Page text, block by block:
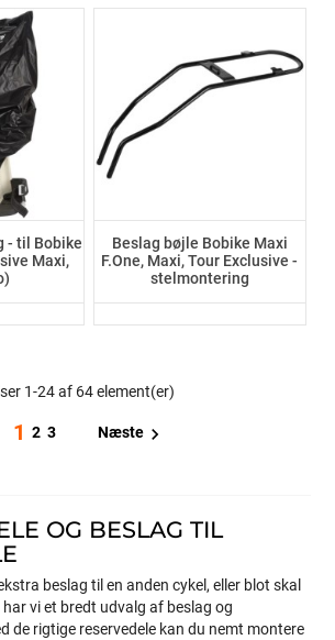
- til Bobike
Maxi,
Beslag bøjle Bobike Maxi
F.One, Maxi, Tour Exclusive -
stelmontering
1-24 af 64 element(er)
1 2 3 Næste
OG BESLAG TIL
beslag til en anden cykel, eller blot skal
vi et bredt udvalg af beslag og
de rigtige reservedele kan du nemt montere